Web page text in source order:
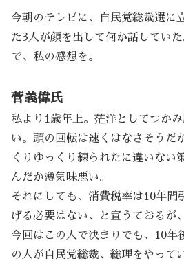
今朝のテレビに、自民党総裁選に
た3人が顔を出して何か話していた
で、私の感想を。
菅義偉氏
私より1歳年上。茫洋としてつか
い。頭の回転は速くはなさそうだ
くりゆっくり練られたに違いない
んだか薄気味悪い。
それにしても、消費税率は10年間
げる必要はない、と宣うておるが
今回はこの人で決まりでも、10年
の人が自民党総裁、総理をやって